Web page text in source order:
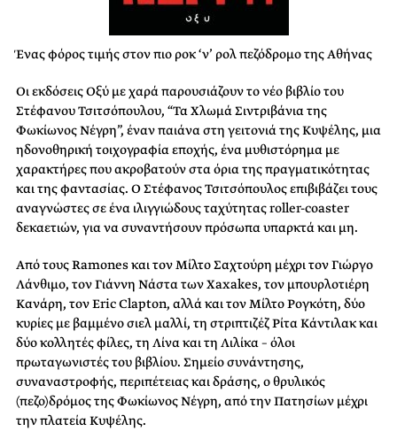
Ένας φόρος τιμής στον πιο ροκ ‘ν’ ρολ πεζόδρομο της Αθήνας
Οι εκδόσεις Οξύ με χαρά παρουσιάζουν το νέο βιβλίο του
Στέφανου Τσιτσόπουλου, “Τα Χλωμά Σιντριβάνια της
Φωκίωνος Νέγρη”, έναν παιάνα στη γειτονιά της Κυψέλης, μια
ηδονοθηρική τοιχογραφία εποχής, ένα μυθιστόρημα με
χαρακτήρες που ακροβατούν στα όρια της πραγματικότητας
και της φαντασίας. Ο Στέφανος Τσιτσόπουλος επιβιβάζει τους
αναγνώστες σε ένα ιλιγγιώδους ταχύτητας roller-coaster
δεκαετιών, για να συναντήσουν πρόσωπα υπαρκτά και μη.
Από τους Ramones και τον Μίλτο Σαχτούρη μέχρι τον Γιώργο
Λάνθιμο, τον Γιάννη Νάστα των Xaxakes, τον μπουρλοτιέρη
Κανάρη, τον Eric Clapton, αλλά και τον Μίλτο Ρογκότη, δύο
κυρίες με βαμμένο σιελ μαλλί, τη στριπτιζέζ Ρίτα Κάντιλακ και
δύο κολλητές φίλες, τη Λίνα και τη Λιλίκα – όλοι
πρωταγωνιστές του βιβλίου. Σημείο συνάντησης,
συναναστροφής, περιπέτειας και δράσης, ο θρυλικός
(πεζο)δρόμος της Φωκίωνος Νέγρη, από την Πατησίων μέχρι
την πλατεία Κυψέλης.